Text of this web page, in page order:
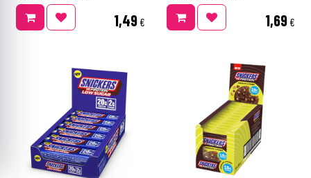
1,49€ 1,69€